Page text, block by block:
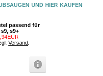
und hier kaufen
passend für
s9+
Versand